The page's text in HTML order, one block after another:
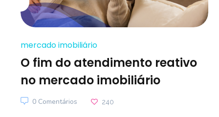
mercado imobiliário
O fim do atendimento reativo
no mercado imobiliário
240
0 Comentários